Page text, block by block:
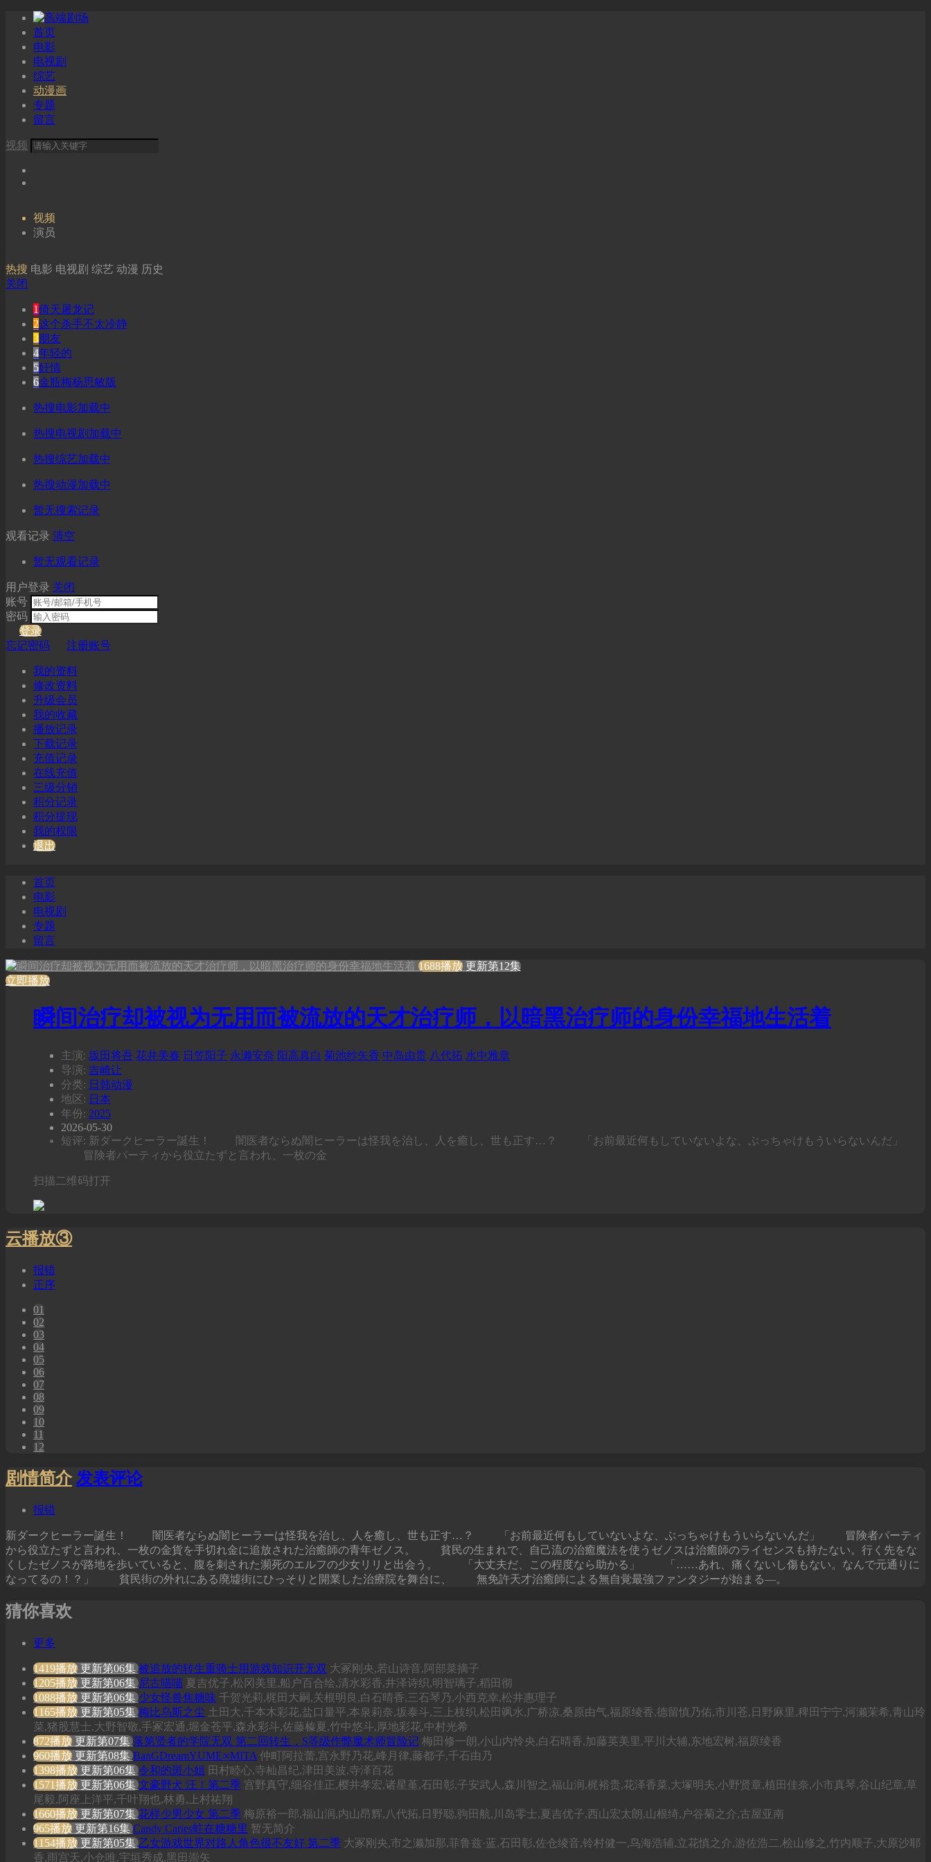
首页
电影
电视剧
综艺
动漫画
专题
留言
视频
视频
演员
热搜 电影 电视剧 综艺 动漫 历史
关闭
1倚天屠龙记
2这个杀手不太冷静
3朋友
4年轻的
5奸情
6金瓶梅杨思敏版
热搜电影加载中
热搜电视剧加载中
热搜综艺加载中
热搜动漫加载中
暂无搜索记录
观看记录 清空
暂无观看记录
用户登录 关闭
账号
密码
登录
忘记密码
注册账号
我的资料
修改资料
升级会员
我的收藏
播放记录
下载记录
充值记录
在线充值
三级分销
积分记录
积分提现
我的权限
退出
首页
电影
电视剧
专题
留言
1688播放 更新第12集
立即播放
瞬间治疗却被视为无用而被流放的天才治疗师，以暗黑治疗师的身份幸福地生活着
主演: 坂田将吾 花井美春 日笠阳子 永濑安奈 阳高真白 菊池纱矢香 中岛由贵 八代拓 水中雅章
导演: 吉崎让
分类: 日韩动漫
地区: 日本
年份: 2025
2026-05-30
短评: 新ダークヒーラー誕生！ 闇医者ならぬ闇ヒーラーは怪我を治し、人を癒し、世も正す…？ 「お前最近何もしていないよな、ぶっちゃけもういらないんだ」
冒険者パーティから役立たずと言われ、一枚の金
扫描二维码打开
云播放③
报错
正序
01
02
03
04
05
06
07
08
09
10
11
12
剧情简介 发表评论
报错
新ダークヒーラー誕生！ 闇医者ならぬ闇ヒーラーは怪我を治し、人を癒し、世も正す…？ 「お前最近何もしていないよな、ぶっちゃけもういらないんだ」 冒険者パーティ
から役立たずと言われ、一枚の金貨を手切れ金に追放された治癒師の青年ゼノス。 貧民の生まれで、自己流の治癒魔法を使うゼノスは治癒師のライセンスも持たない。行く先をな
くしたゼノスが路地を歩いていると、腹を刺された瀕死のエルフの少女リリと出会う。 「大丈夫だ、この程度なら助かる」 「……あれ、痛くないし傷もない。なんで元通りに
なってるの！？」 貧民街の外れにある廃墟街にひっそりと開業した治療院を舞台に、 無免許天才治癒師による無自覚最強ファンタジーが始まる―。
猜你喜欢
更多
1419播放 更新第06集 被追放的转生重骑士用游戏知识开无双 大冢刚央,若山诗音,阿部菜摘子
1205播放 更新第06集 尼古喵喵 夏吉优子,松冈美里,船户百合绘,清水彩香,井泽诗织,明智璃子,稻田彻
1088播放 更新第06集 少女怪兽焦糖味 千贺光莉,梶田大嗣,关根明良,白石晴香,三石琴乃,小西克幸,松井惠理子
1165播放 更新第05集 梅比乌斯之尘 土田大,千本木彩花,盐口量平,本泉莉奈,坂泰斗,三上枝织,松田飒水,广桥凉,桑原由气,福原绫香,德留慎乃佑,市川苍,日野麻里,稗田宁宁,河濑茉希,青山玲
菜,猪股慧士,大野智敬,手冢宏通,堀金苍平,森永彩斗,佐藤榛夏,竹中悠斗,厚地彩花,中村光希
872播放 更新第07集 落第贤者的学院无双 第二回转生，S等级作弊魔术师冒险记 梅田修一朗,小山内怜央,白石晴香,加藤英美里,平川大辅,东地宏树,福原绫香
960播放 更新第08集 BanGDreamYUME∞MITA 仲町阿拉蕾,宫永野乃花,峰月律,藤都子,千石由乃
1398播放 更新第06集 令和的斑小姐 田村睦心,寺杣昌纪,津田美波,寺泽百花
1571播放 更新第06集 文豪野犬 汪！第二季 宫野真守,细谷佳正,樱井孝宏,诸星堇,石田彰,子安武人,森川智之,福山润,梶裕贵,花泽香菜,大塚明夫,小野贤章,植田佳奈,小市真琴,谷山纪章,草
尾毅,阿座上洋平,千叶翔也,林勇,上村祐翔
1660播放 更新第07集 花样少男少女 第二季 梅原裕一郎,福山润,内山昂辉,八代拓,日野聪,驹田航,川岛零士,夏吉优子,西山宏太朗,山根绮,户谷菊之介,古屋亚南
965播放 更新第16集 Candy Caries蛀在糖糖里 暂无简介
1154播放 更新第05集 乙女游戏世界对路人角色很不友好 第二季 大冢刚央,市之濑加那,菲鲁兹·蓝,石田彰,佐仓绫音,铃村健一,鸟海浩辅,立花慎之介,游佐浩二,桧山修之,竹内顺子,大原沙耶
香,雨宫天,小仓唯,宇垣秀成,黑田崇矢